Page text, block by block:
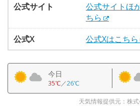
公式サイト
公式サイトほ
ちら
公式X
公式Xはこちら
今日
35℃／26℃
天気情報提供元：株